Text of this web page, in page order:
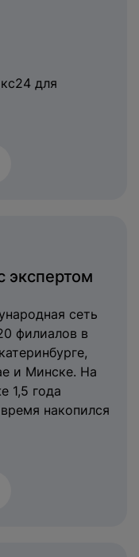
для
экспертом
сеть
филиалов в
и Минске. На
1,5 года
накопился